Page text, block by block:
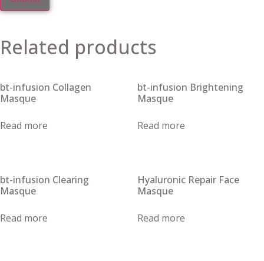
Related products
bt-infusion Collagen
Masque
Read more
bt-infusion Brightening
Masque
Read more
bt-infusion Clearing
Masque
Read more
Hyaluronic Repair Face
Masque
Read more